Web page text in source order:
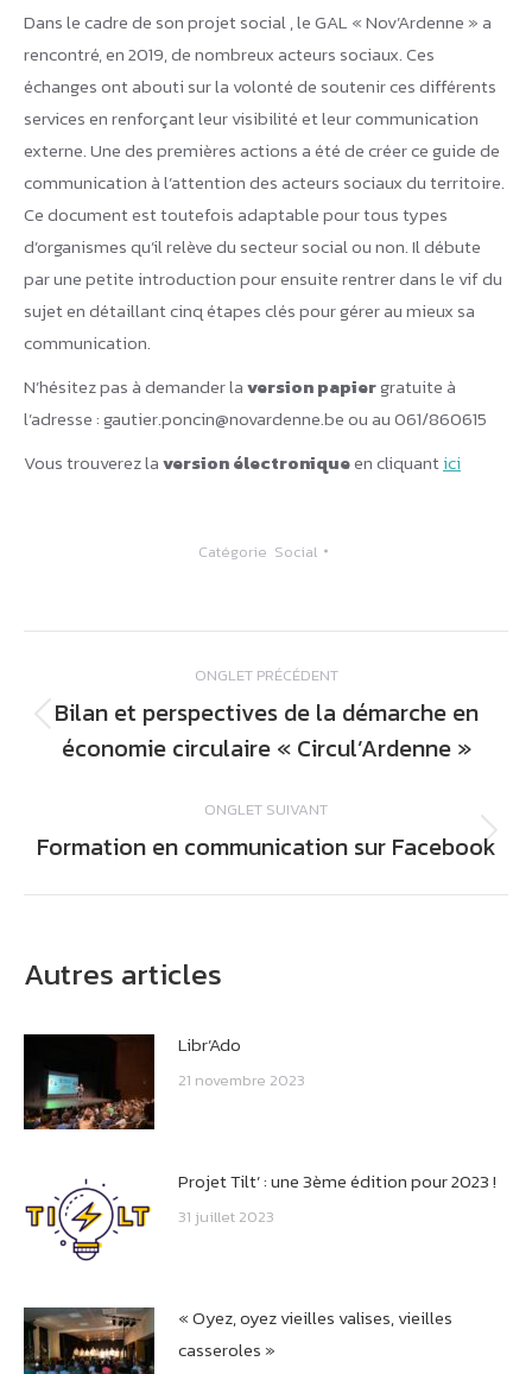
Dans le cadre de son projet social , le GAL « Nov’Ardenne » a
rencontré, en 2019, de nombreux acteurs sociaux. Ces
échanges ont abouti sur la volonté de soutenir ces différents
services en renforçant leur visibilité et leur communication
externe. Une des premières actions a été de créer ce guide de
communication à l’attention des acteurs sociaux du territoire.
Ce document est toutefois adaptable pour tous types
d’organismes qu’il relève du secteur social ou non. Il débute
par une petite introduction pour ensuite rentrer dans le vif du
sujet en détaillant cinq étapes clés pour gérer au mieux sa
communication.
N’hésitez pas à demander laversion papiergratuite à
l’adresse : gautier.poncin@novardenne.be ou au 061/860615
Vous trouverez laversion électroniqueen cliquantici
Catégorie Social
de
commentaire
ONGLET PRÉCÉDENT
Onglet
précédent
Bilan et perspectives de la démarche en
économie circulaire « Circul’Ardenne »
ONGLET SUIVANT
Onglet
Formation en communication sur Facebook
Autres articles
Libr’Ado
21 novembre 2023
Projet Tilt’ : une 3ème édition pour 2023 !
31 juillet 2023
« Oyez, oyez vieilles valises, vieilles
casseroles »